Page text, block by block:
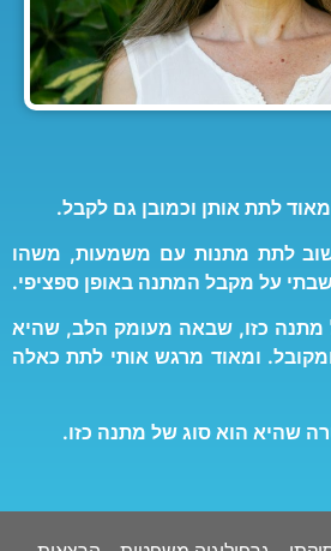
לתת אותן וכמובן גם לקבל.
לתת מתנות עם משמעות, משהו
על מקבל המתנה באופן ספציפי.
מתנה כזו, שבאה מעומק הלב, שהיא
ומאוד מרגש אותי לתת כאלה
שהיא הוא סוג של מתנה כזו.